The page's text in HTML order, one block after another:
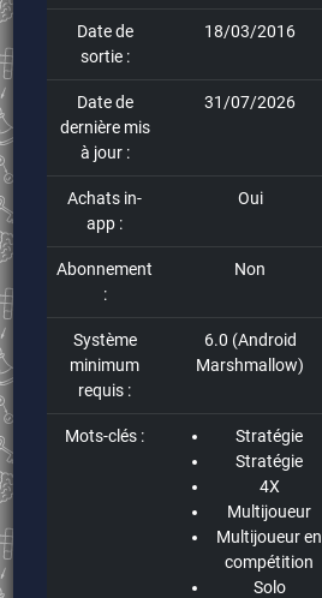
Date de
sortie :
18/03/2016
Date de
dernière mis
à jour :
31/07/2026
Achats in-
app :
Oui
Abonnement
:
Non
Système
minimum
requis :
6.0 (Android
Marshmallow)
Mots-clés :
Stratégie
Stratégie
4X
Multijoueur
Multijoueur en
compétition
Solo